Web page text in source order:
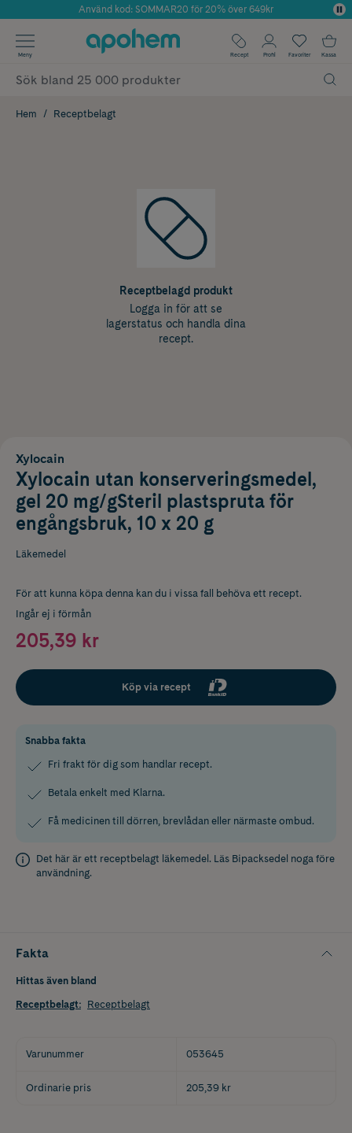
Årets Butik 2025 inom Skönhet
Använd kod: SOMMAR20 för 20% över 649kr
✓ Fri frakt
✓ Poäng på alla köp*
Meny Recept Profil Favoriter Kassa
Hem Receptbelagt
Receptbelagd produkt
Logga in för att se
lagerstatus och handla dina
recept.
Xylocain
Xylocain utan konserveringsmedel,
gel 20 mg/gSteril plastspruta för
engångsbruk, 10 x 20 g
Läkemedel
För att kunna köpa denna kan du i vissa fall behöva ett recept.
Ingår ej i förmån
205,39 kr
Köp via recept
Snabba fakta
Fri frakt för dig som handlar recept.
Betala enkelt med Klarna.
Få medicinen till dörren, brevlådan eller närmaste ombud.
Det här är ett receptbelagt läkemedel. Läs Bipacksedel noga före
användning.
Fakta
Hittas även bland
Receptbelagt: Receptbelagt
Varunummer 053645
Ordinarie pris 205,39 kr